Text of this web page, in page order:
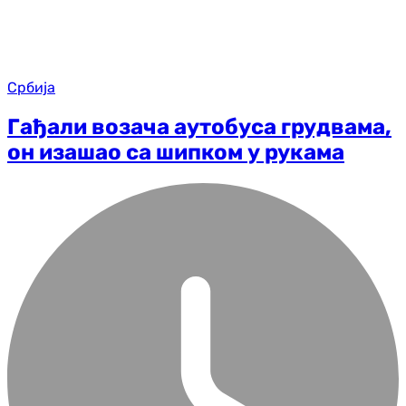
Србија
Гађали возача аутобуса грудвама,
он изашао са шипком у рукама